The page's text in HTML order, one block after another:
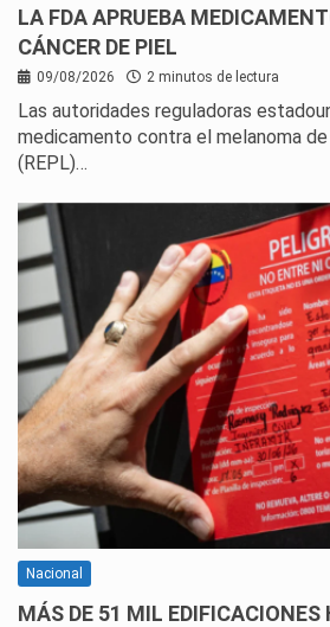
LA FDA APRUEBA
CÁNCER DE PIEL
09/08/2026 2 minutos de lectura
Las autoridades reguladoras
medicamento contra el melanoma de
(REPL)…
Nacional
MÁS DE 51 MIL EDIFICACIONES